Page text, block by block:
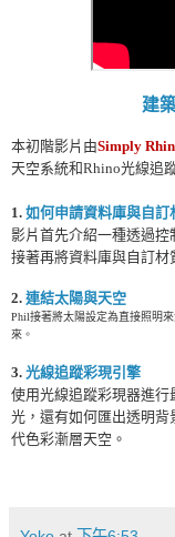
建
本初階影片由Simply
天空系統和Rhino光線追
1. 如何申請資料庫與自訂
影片首先介紹一種透過控
接著再將資料庫與自訂材
2. 連結太陽與天空
Phil接著將太陽設定為直接照明
來。
3. 光線追蹤彩現引擎
使用光線追蹤彩現器進
光，還有如何匯出透明
代色彩漸層天空。